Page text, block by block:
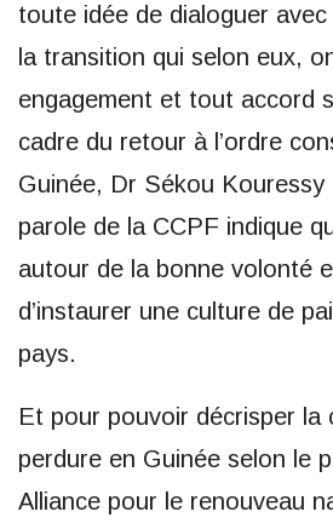
toute idée de dialoguer
la transition qui selon eux,
engagement et tout accord
cadre du retour à l’ordre
Guinée, Dr Sékou
parole de la CCPF indique
autour de la bonne volonté
d’instaurer une culture de
pays.
Et pour pouvoir décrisper la
perdure en Guinée selon le
Alliance pour le renouveau